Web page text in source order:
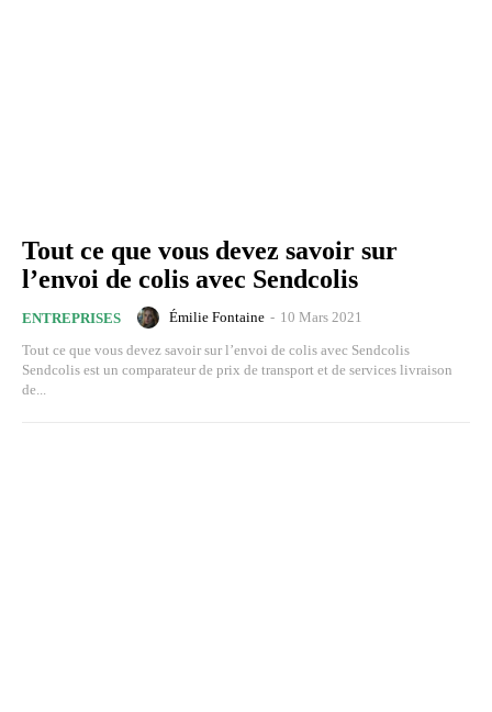
Tout ce que vous devez savoir sur
l’envoi de colis avec Sendcolis
ENTREPRISES Émilie Fontaine - 10 Mars 2021
Tout ce que vous devez savoir sur l’envoi de colis avec Sendcolis
Sendcolis est un comparateur de prix de transport et de services livraison
de...